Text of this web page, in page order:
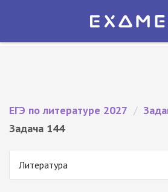
Экзамер — ЕГЭ 2027
ЕГЭ по литературе 2027 /
Задача 144
Литература